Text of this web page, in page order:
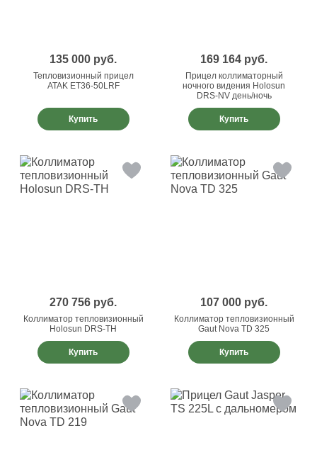
135 000 руб.
Тепловизионный прицел
ATAK ET36-50LRF
Купить
169 164 руб.
Прицел коллиматорный
ночного видения Holosun
DRS-NV день/ночь
Купить
270 756 руб.
Коллиматор тепловизионный
Holosun DRS-TH
Купить
107 000 руб.
Коллиматор тепловизионный
Gaut Nova TD 325
Купить